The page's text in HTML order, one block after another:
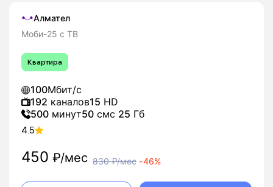
Алмател
Моби-25 с ТВ
Квартира
100Мбит/с
192 каналов15 HD
500 минут50 смс 25 Гб
4.5
450 ₽/мес 830₽/мес -46%